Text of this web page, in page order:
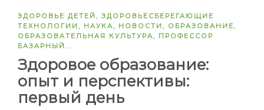
ЗДОРОВЬЕ ДЕТЕЙ, ЗДОРОВЬЕСБЕРЕГАЮЩИЕ
ТЕХНОЛОГИИ, НАУКА, НОВОСТИ, ОБРАЗОВАНИЕ,
ОБРАЗОВАТЕЛЬНАЯ КУЛЬТУРА, ПРОФЕССОР
БАЗАРНЫЙ...
Здоровое образование:
опыт и перспективы:
первый день